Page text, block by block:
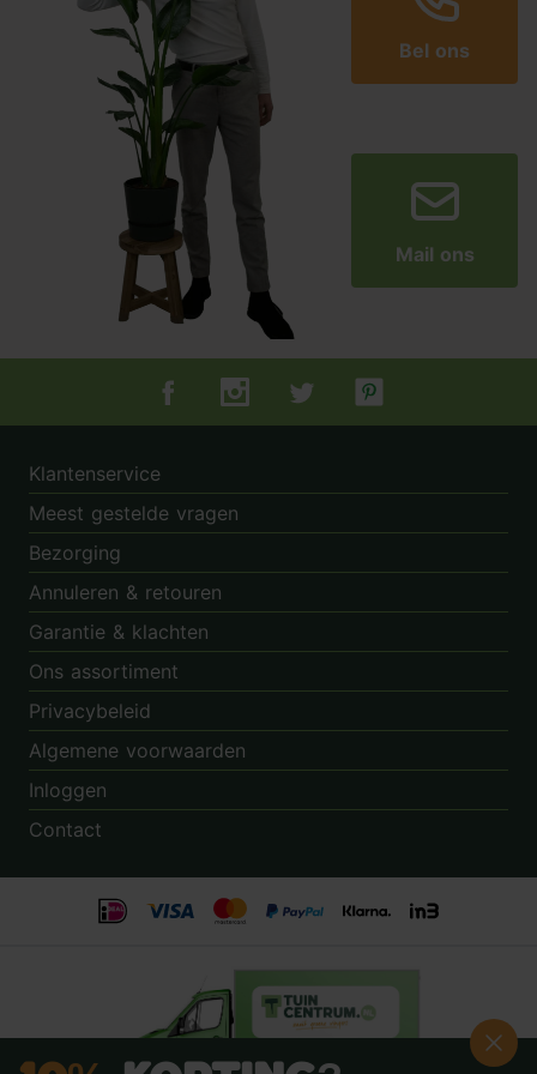
Bel ons
Mail ons
Tuincentrum.nl op Facebook
Tuincentrum.nl op Instagram
Tuincentrum.nl op Twitter
Tuincentrum.nl op
Klantenservice
Meest gestelde vragen
Bezorging
Annuleren & retouren
Garantie & klachten
Ons assortiment
Privacybeleid
Algemene voorwaarden
Inloggen
Contact